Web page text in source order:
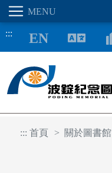
:::
::: 首頁 關於圖書館